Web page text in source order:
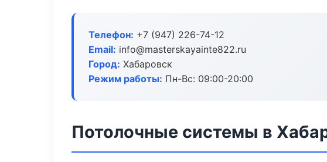
Телефон: +7 (947) 226-74-12
Email: info@masterskayainte822.ru
Город: Хабаровск
Режим работы: Пн-Вс: 09:00-20:00
Потолочные системы в